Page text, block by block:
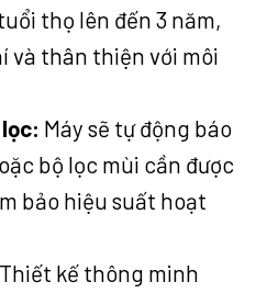
thọ lên đến 3 năm,
và thân thiện với môi
Máy sẽ tự động báo
bộ lọc mùi cần được
bảo hiệu suất hoạt
Thiết kế thông minh